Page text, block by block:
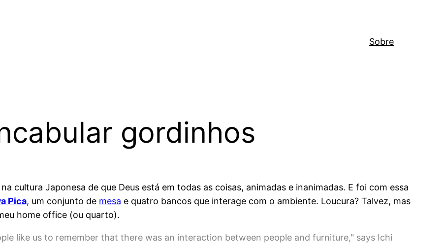
Sobre
gordinhos
cultura Japonesa de que Deus está em todas as coisas, animadas e inanimadas. E foi com essa
Pica, um conjunto de mesa e quatro bancos que interage com o ambiente. Loucura? Talvez, mas
home office (ou quarto).
like us to remember that there was an interaction between people and furniture," says Ichi